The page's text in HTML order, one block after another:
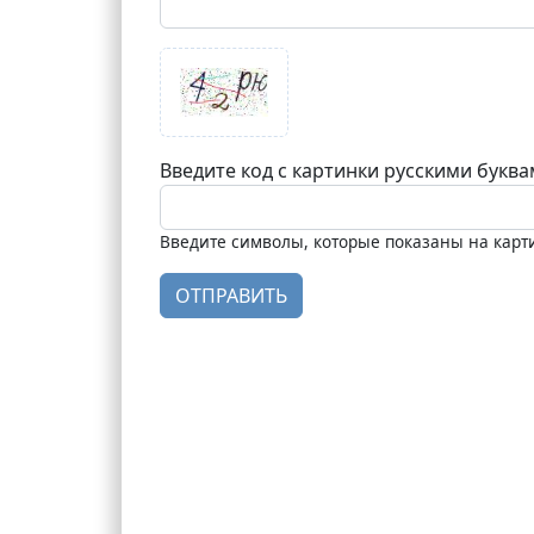
Введите код с картинки русскими
Введите символы, которые показаны на